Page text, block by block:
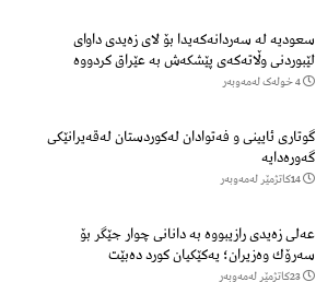
سعودیە لە سەردانەكەیدا بۆ لای زەیدی داوای
لێبوردنی وڵاتەكەی پێشكەش بە عێراق كردووە
4 خولەک لەمەوبەر
گوتاری ئایینی و فەتوادان لەکوردستان لەقەیرانێکی
گەورەدایە
14كاتژمێر لەمەوبەر
عەلی زەیدی رازیبووە بە دانانی چوار جێگر بۆ
سەرۆك وەزیران؛ یەكێكیان كورد دەبێت
23كاتژمێر لەمەوبەر